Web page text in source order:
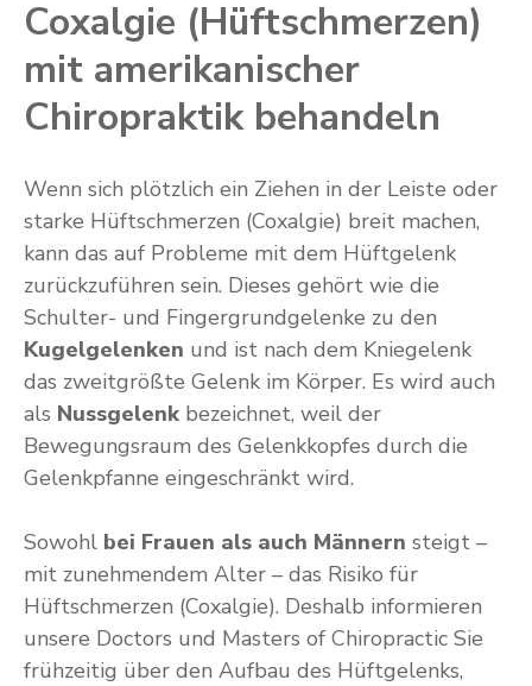
Coxalgie (Hüftschmerzen)
mit amerikanischer
Chiropraktik behandeln
Wenn sich plötzlich ein Ziehen in der Leiste oder
starke Hüftschmerzen (Coxalgie) breit machen,
kann das auf Probleme mit dem Hüftgelenk
zurückzuführen sein. Dieses gehört wie die
Schulter- und Fingergrundgelenke zu den
Kugelgelenken und ist nach dem Kniegelenk
das zweitgrößte Gelenk im Körper. Es wird auch
als Nussgelenk bezeichnet, weil der
Bewegungsraum des Gelenkkopfes durch die
Gelenkpfanne eingeschränkt wird.
Sowohl bei Frauen als auch Männern steigt –
mit zunehmendem Alter – das Risiko für
Hüftschmerzen (Coxalgie). Deshalb informieren
unsere Doctors und Masters of Chiropractic Sie
frühzeitig über den Aufbau des Hüftgelenks,